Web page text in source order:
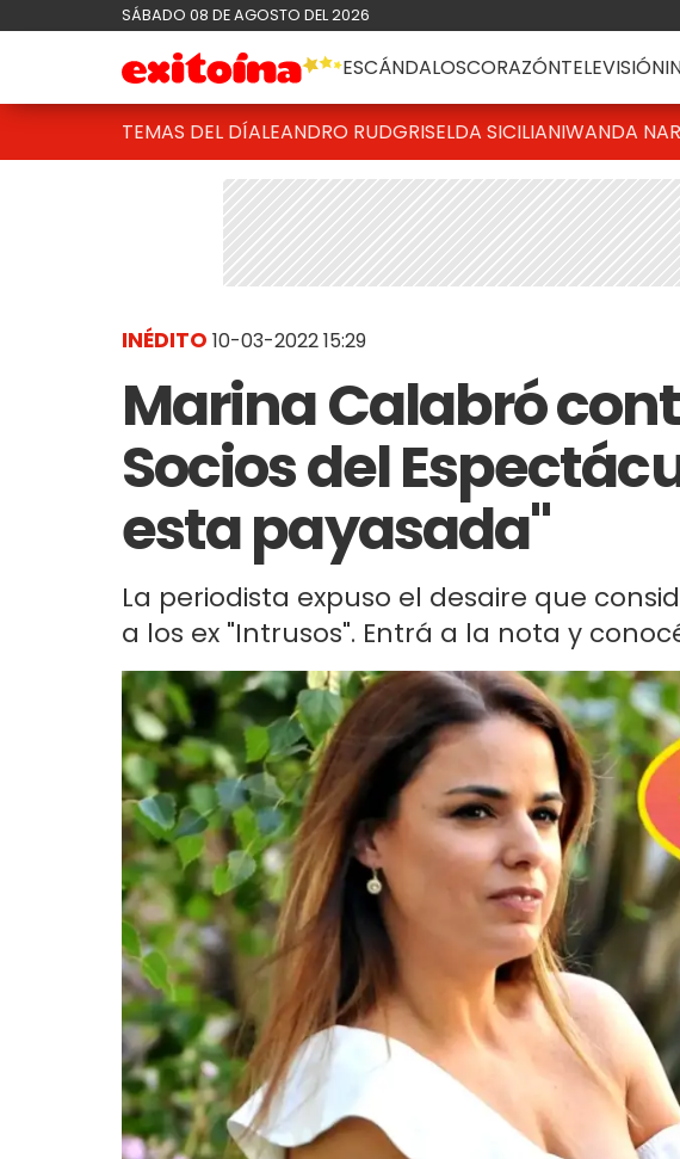
SÁBADO 08 DE AGOSTO DEL 2026
ESCÁNDALOSCORAZÓNTELEVISIÓN
TEMAS DEL DÍALEANDRO RUDGRISELDA SICILIANIWANDA
INÉDITO 10-03-2022 15:29
Marina Calabró
Socios del
esta payasada"
La periodista expuso el desaire que
a los ex "Intrusos". Entrá a la nota y